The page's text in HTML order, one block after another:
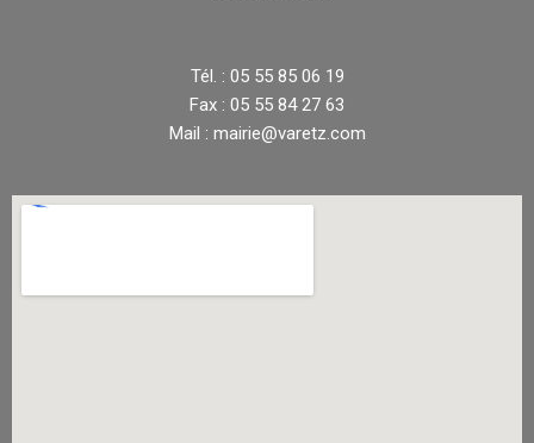
Tél. : 05 55 85 06 19
Fax : 05 55 84 27 63
Mail : mairie@varetz.com